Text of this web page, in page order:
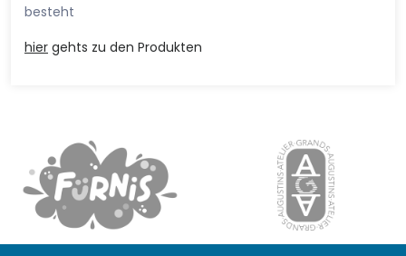
besteht
hier gehts zu den Produkten